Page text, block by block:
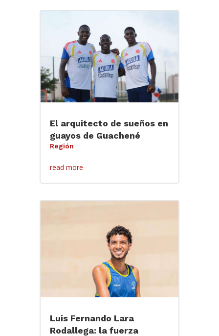
El arquitecto de sueños en
guayos de Guachené
Región
read more
Luis Fernando Lara
Rodallega: la fuerza